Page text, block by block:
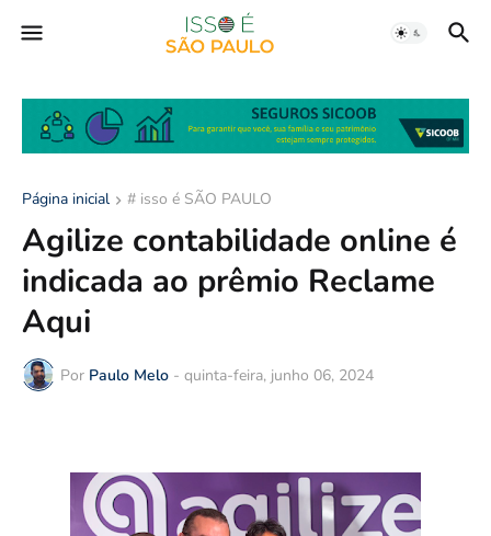
Página inicial # isso é SÃO PAULO
Agilize contabilidade online é
indicada ao prêmio Reclame
Aqui
Por Paulo Melo - quinta-feira, junho 06, 2024